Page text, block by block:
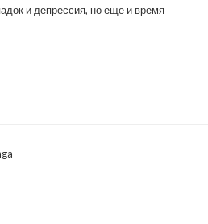
и депрессия, но еще и время